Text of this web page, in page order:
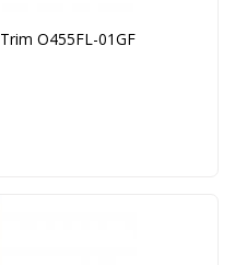
O455FL-01GF